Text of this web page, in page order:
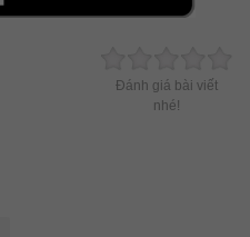
Đánh giá bài viết
nhé!